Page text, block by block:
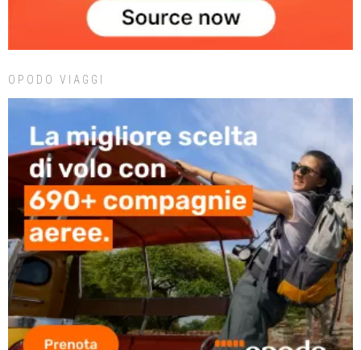
OPODO VIAGGI